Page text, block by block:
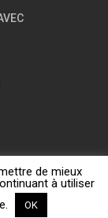
de mieux
à utiliser
OK